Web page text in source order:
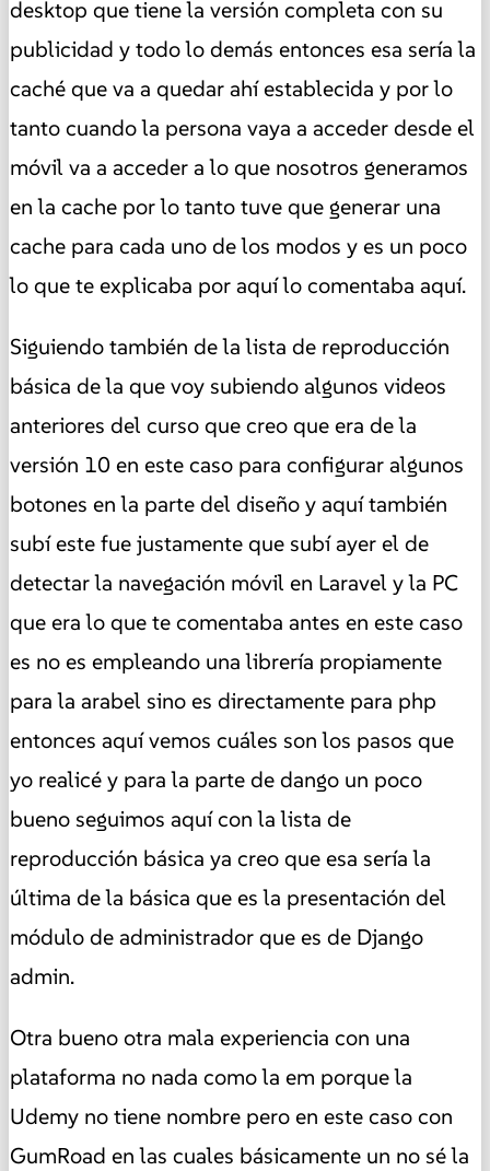
desktop que tiene la versión completa con su
publicidad y todo lo demás entonces esa sería la
caché que va a quedar ahí establecida y por lo
tanto cuando la persona vaya a acceder desde el
móvil va a acceder a lo que nosotros generamos
en la cache por lo tanto tuve que generar una
cache para cada uno de los modos y es un poco
lo que te explicaba por aquí lo comentaba aquí.
Siguiendo también de la lista de reproducción
básica de la que voy subiendo algunos videos
anteriores del curso que creo que era de la
versión 10 en este caso para configurar algunos
botones en la parte del diseño y aquí también
subí este fue justamente que subí ayer el de
detectar la navegación móvil en Laravel y la PC
que era lo que te comentaba antes en este caso
es no es empleando una librería propiamente
para la arabel sino es directamente para php
entonces aquí vemos cuáles son los pasos que
yo realicé y para la parte de dango un poco
bueno seguimos aquí con la lista de
reproducción básica ya creo que esa sería la
última de la básica que es la presentación del
módulo de administrador que es de Django
admin.
Otra bueno otra mala experiencia con una
plataforma no nada como la em porque la
Udemy no tiene nombre pero en este caso con
GumRoad en las cuales básicamente un no sé la